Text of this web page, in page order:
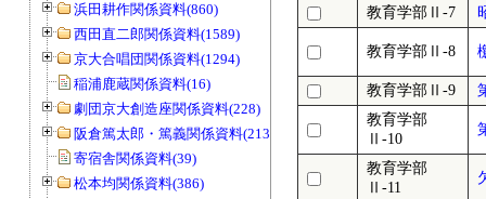
浜田耕作関係資料(860)
西田直二郎関係資料(1589)
京大合唱団関係資料(1294)
稲浦鹿蔵関係資料(16)
劇団京大創造座関係資料(228)
阪倉篤太郎・篤義関係資料(213)
寄宿舎関係資料(39)
松本均関係資料(386)
教育学部Ⅱ-7
教育学部Ⅱ-8
教育学部Ⅱ-9
教育学部
Ⅱ-10
教育学部
Ⅱ-11